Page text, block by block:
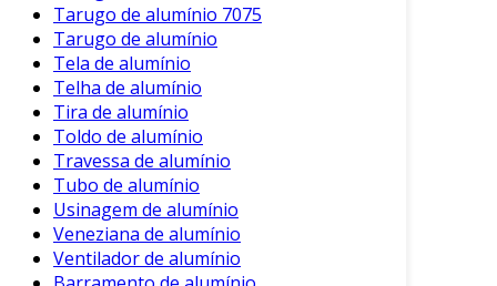
Tarugo de alumínio 7075
Tarugo de alumínio
Tela de alumínio
Telha de alumínio
Tira de alumínio
Toldo de alumínio
Travessa de alumínio
Tubo de alumínio
Usinagem de alumínio
Veneziana de alumínio
Ventilador de alumínio